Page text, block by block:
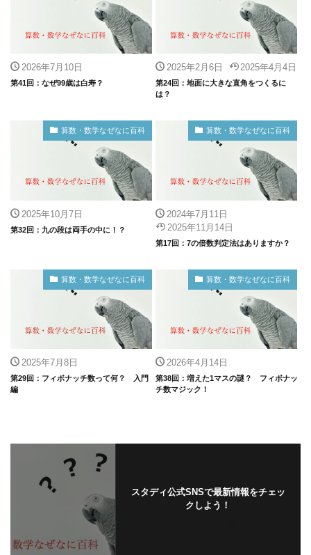
2026年7月10日
第41回：なぜ99歳は白寿？
2025年2月6日 2025年4月4日
第24回：地面に大きな直角をつくるに
は？
算数・数学なぜなに百科
2025年10月7日
第32回：九の段は両手の中に！？
算数・数学なぜなに百科
2024年7月11日
2025年11月14日
第17回：7の倍数判定法はありますか？
算数・数学なぜなに百科
2025年7月8日
第29回：フィボナッチ数って何？ 入門
編
算数・数学なぜなに百科
2026年4月14日
第38回：増えた1マスの謎？ フィボナッ
チ数マジック！
スタディ公式SNSで最新情報をチェッ
クしよう！